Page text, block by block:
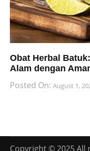
Obat Herbal
Alam dengan
Posted On: August 1,
Copyright © 2025 All